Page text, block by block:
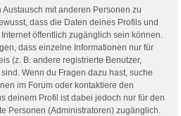
mit anderen Personen zu
dass die Daten deines Profils und
öffentlich zugänglich sein können.
dass einzelne Informationen nur für
(z. B. andere registrierte Benutzer,
Wenn du Fragen dazu hast, suche
im Forum oder kontaktiere den
deinem Profil ist dabei jedoch nur für den
Personen (Administratoren) zugänglich.